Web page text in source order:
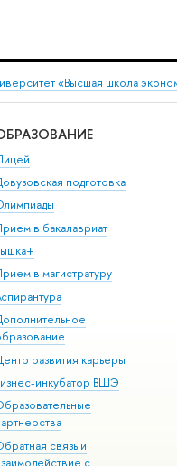
«Высшая школа
подготовка
в бакалавриат
в магистратуру
развития карьеры
инкубатор ВШЭ
связь и
с